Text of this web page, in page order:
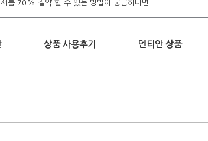
상품 사용후기 덴티안 상품